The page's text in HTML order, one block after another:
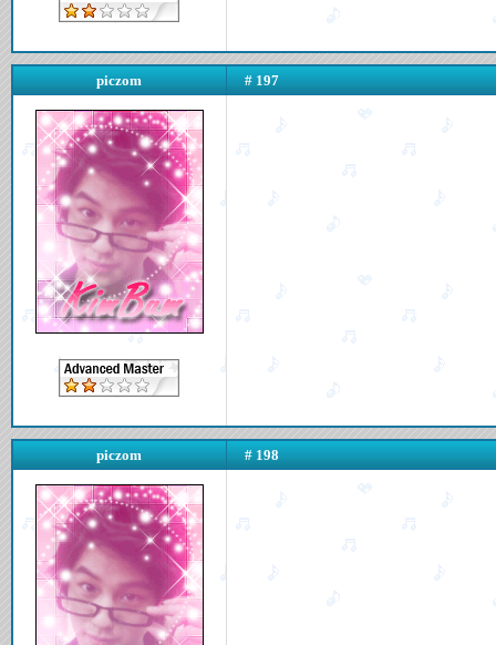
piczom # 197
piczom # 198